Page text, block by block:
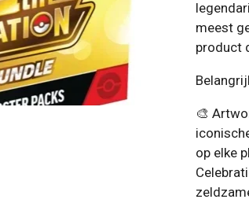
meest
product
🎨
op elke